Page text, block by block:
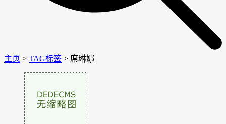
主页 > TAG标签 > 席琳娜